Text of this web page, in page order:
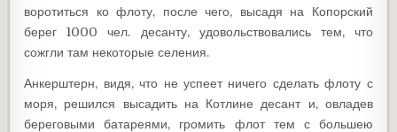
воротиться ко флоту, после чего, высадя на Копорский
берег 1000 чел. десанту, удовольствовались тем, что
сожгли там некоторые селения.
Анкерштерн, видя, что не успеет ничего сделать флоту с
моря, решился высадить на Котлине десант и, овладев
береговыми батареями, громить флот тем с большею